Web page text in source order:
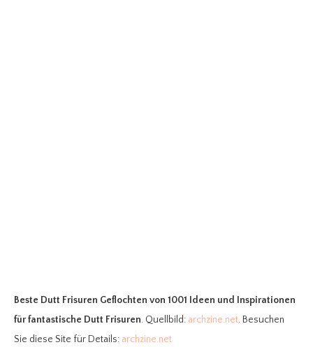
Beste Dutt Frisuren Geflochten von 1001 Ideen und Inspirationen
für fantastische Dutt Frisuren. Quellbild: archzine.net. Besuchen
Sie diese Site für Details: archzine.net